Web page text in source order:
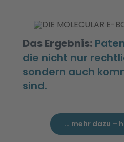
Das Ergebnis:
die nicht nur
sondern auch
sind.
… mehr dazu –